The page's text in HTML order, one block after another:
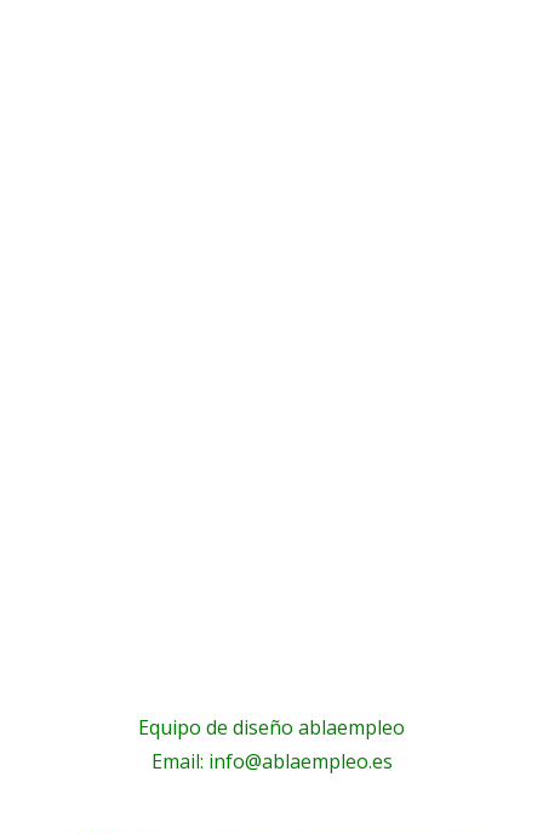
Equipo de diseño ablaempleo
Email: info@ablaempleo.es